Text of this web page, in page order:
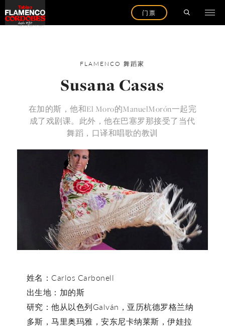
门票
返回艺术家
FLAMENCO舞蹈家
Susana Casas
在加的斯，他和El Moro的ManuelMorón一起完
成了戏剧课。此外，他在巴塞罗那接受了当代
舞蹈，口译和唱歌的教训
姓名：Carlos Carbonell
出生地：加的斯
研究：他从以色列Galván，亚历杭德罗格兰纳
多斯，马里奥玛雅，安东尼卡纳莱斯，伊娃拉